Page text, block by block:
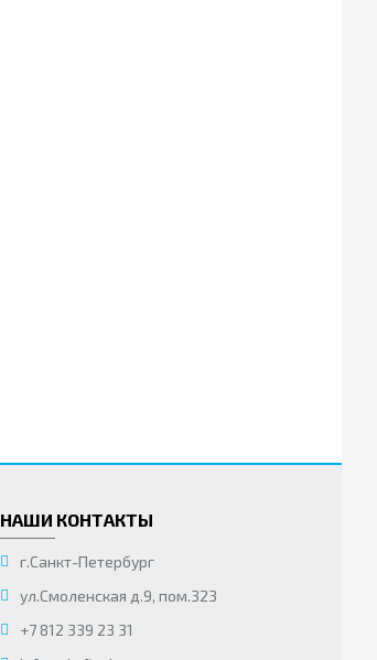
НАШИ КОНТАКТЫ
г.Санкт-Петербург
ул.Смоленская д.9, пом.323
+7 812 339 23 31